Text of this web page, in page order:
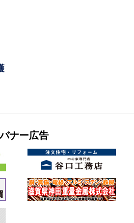
バナー広告